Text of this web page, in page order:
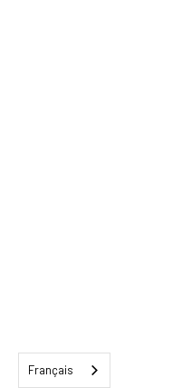
Français